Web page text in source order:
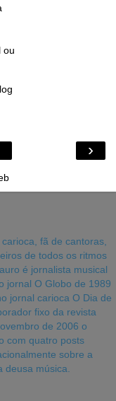
ou
›
fã de cantoras,
de todos os ritmos
é jornalista musical
jornal O Globo de 1989
jornal carioca O Dia de
fixo da revista
de 2006 o
com quatro posts
sobre a
deusa música.